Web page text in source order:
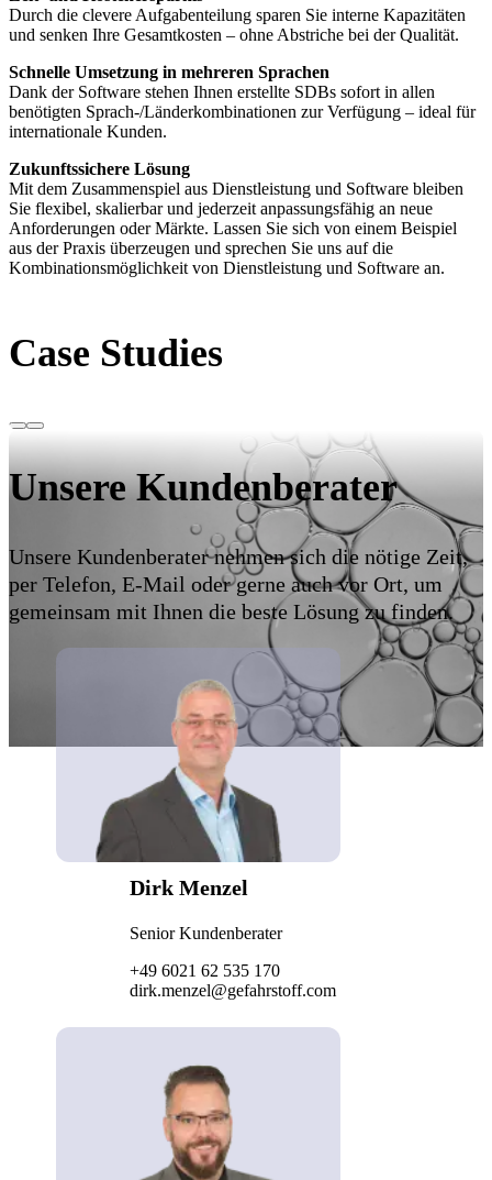
Durch die clevere Aufgabenteilung sparen Sie interne Kapazitäten
und senken Ihre Gesamtkosten – ohne Abstriche bei der Qualität.
Schnelle Umsetzung in mehreren Sprachen
Dank der Software stehen Ihnen erstellte SDBs sofort in allen
benötigten Sprach-/Länderkombinationen zur Verfügung – ideal für
internationale Kunden.
Zukunftssichere Lösung
Mit dem Zusammenspiel aus Dienstleistung und Software bleiben
Sie flexibel, skalierbar und jederzeit anpassungsfähig an neue
Anforderungen oder Märkte. Lassen Sie sich von einem Beispiel
aus der Praxis überzeugen und sprechen Sie uns auf die
Kombinationsmöglichkeit von Dienstleistung und Software an.
Case Studies
Unsere Kundenberater
Unsere Kundenberater nehmen sich die nötige Zeit,
per Telefon, E-Mail oder gerne auch vor Ort, um
gemeinsam mit Ihnen die beste Lösung zu finden.
Dirk Menzel
Senior Kundenberater
+49 6021 62 535 170
dirk.menzel@gefahrstoff.com